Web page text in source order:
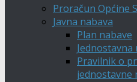
Proračun Općine
Javna nabava
Plan nabave
Jednostavna
Pravilnik o
jednostavne